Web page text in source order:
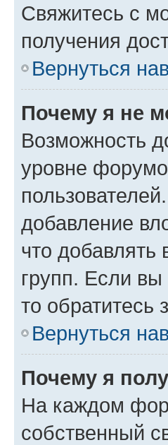
Свяжитесь с
получения
Вернуться
Почему я не
Возможность
уровне
добавление
что
групп. Если
то обратитесь
Вернуться
Почему я
На каждом
собственный